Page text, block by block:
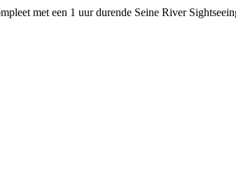
met een 1 uur durende Seine River